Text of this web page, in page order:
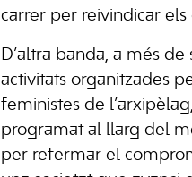
carrer per reivindicar els
D’altra banda, a més
activitats organitzades
feministes de
programat al llarg del
per refermar el